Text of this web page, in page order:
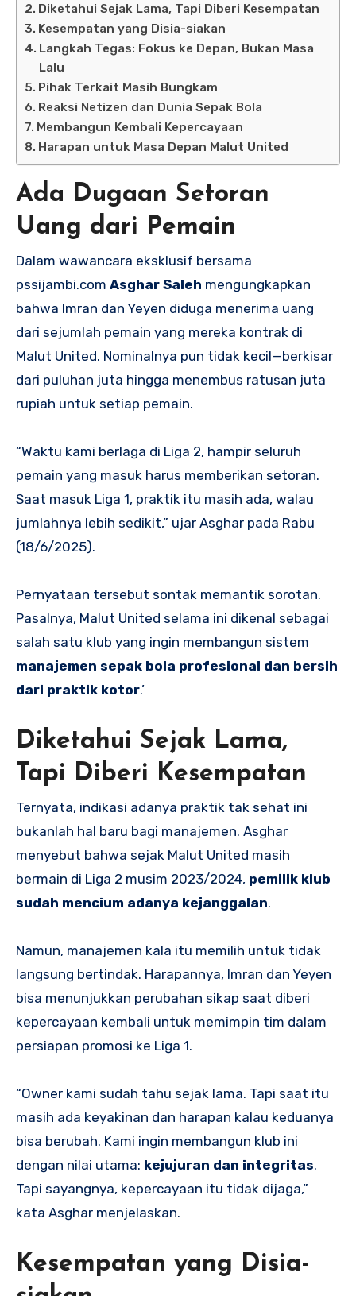
Diketahui Sejak Lama, Tapi Diberi Kesempatan
Kesempatan yang Disia-siakan
Langkah Tegas: Fokus ke Depan, Bukan Masa
Lalu
Pihak Terkait Masih Bungkam
Reaksi Netizen dan Dunia Sepak Bola
Membangun Kembali Kepercayaan
Harapan untuk Masa Depan Malut United
Ada Dugaan Setoran
Uang dari Pemain
Dalam wawancara eksklusif bersama
pssijambi.com Asghar Saleh mengungkapkan
bahwa Imran dan Yeyen diduga menerima uang
dari sejumlah pemain yang mereka kontrak di
Malut United. Nominalnya pun tidak kecil—berkisar
dari puluhan juta hingga menembus ratusan juta
rupiah untuk setiap pemain.
“Waktu kami berlaga di Liga 2, hampir seluruh
pemain yang masuk harus memberikan setoran.
Saat masuk Liga 1, praktik itu masih ada, walau
jumlahnya lebih sedikit,” ujar Asghar pada Rabu
(18/6/2025).
Pernyataan tersebut sontak memantik sorotan.
Pasalnya, Malut United selama ini dikenal sebagai
salah satu klub yang ingin membangun sistem
manajemen sepak bola profesional dan bersih
dari praktik kotor.’
Diketahui Sejak Lama,
Tapi Diberi Kesempatan
Ternyata, indikasi adanya praktik tak sehat ini
bukanlah hal baru bagi manajemen. Asghar
menyebut bahwa sejak Malut United masih
bermain di Liga 2 musim 2023/2024, pemilik klub
sudah mencium adanya kejanggalan.
Namun, manajemen kala itu memilih untuk tidak
langsung bertindak. Harapannya, Imran dan Yeyen
bisa menunjukkan perubahan sikap saat diberi
kepercayaan kembali untuk memimpin tim dalam
persiapan promosi ke Liga 1.
“Owner kami sudah tahu sejak lama. Tapi saat itu
masih ada keyakinan dan harapan kalau keduanya
bisa berubah. Kami ingin membangun klub ini
dengan nilai utama: kejujuran dan integritas.
Tapi sayangnya, kepercayaan itu tidak dijaga,”
kata Asghar menjelaskan.
Kesempatan yang Disia-